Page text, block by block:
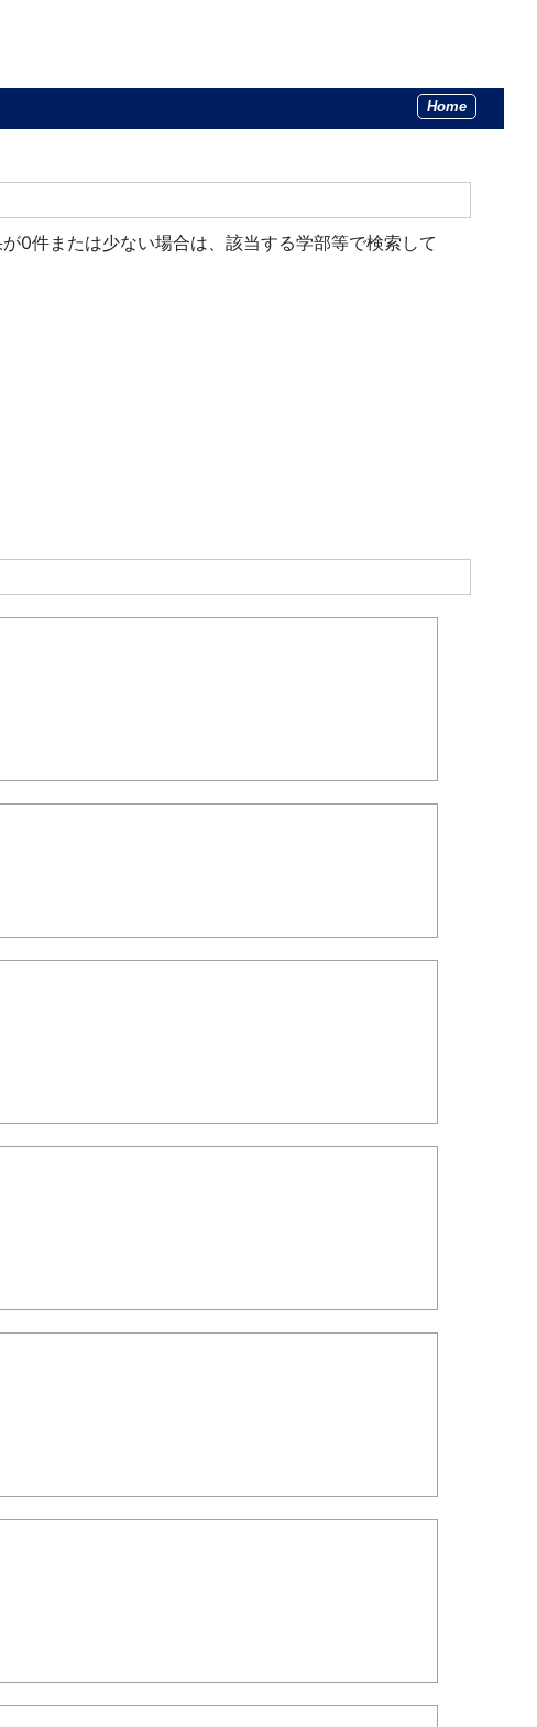
Home
0件または少ない場合は、該当する学部等で検索して